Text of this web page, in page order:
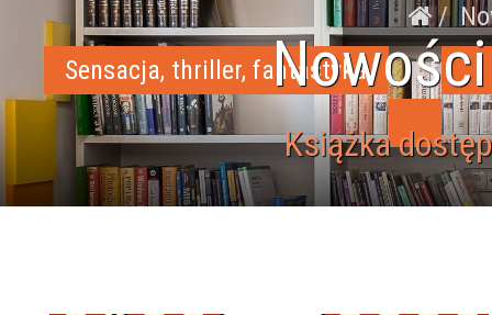
Sensacja, thriller, fantastyka
Książka